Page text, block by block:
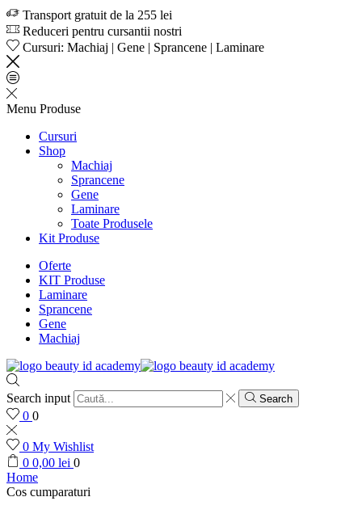
Transport gratuit de la 255 lei
Reduceri pentru cursantii nostri
Cursuri: Machiaj | Gene | Sprancene | Laminare
Menu Produse
Cursuri
Shop
Machiaj
Sprancene
Gene
Laminare
Toate Produsele
Kit Produse
Oferte
KIT Produse
Laminare
Sprancene
Gene
Machiaj
Search input Search
0 0
0 My Wishlist
0 0,00 lei 0
Home
Cos cumparaturi